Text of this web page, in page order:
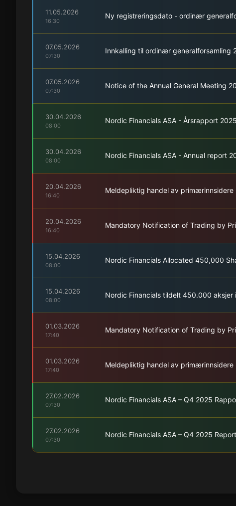
11.05.2026
16:30
Ny registreringsdato - ordinær
07.05.2026
07:30
Innkalling til ordinær generalforsamling
07.05.2026
07:30
Notice of the Annual General Meeting
30.04.2026
08:00
Nordic Financials ASA - Årsrapport 2025
30.04.2026
08:00
Nordic Financials ASA - Annual report
20.04.2026
16:40
Meldepliktig handel av primærinnsidere
20.04.2026
16:40
Mandatory Notification of Trading by
15.04.2026
08:00
Nordic Financials Allocated 450,000
15.04.2026
08:00
Nordic Financials tildelt 450.000 aksjer
01.03.2026
17:40
Mandatory Notification of Trading by
01.03.2026
17:40
Meldepliktig handel av primærinnsidere
27.02.2026
07:30
Nordic Financials ASA – Q4 2025
27.02.2026
07:30
Nordic Financials ASA – Q4 2025 Report